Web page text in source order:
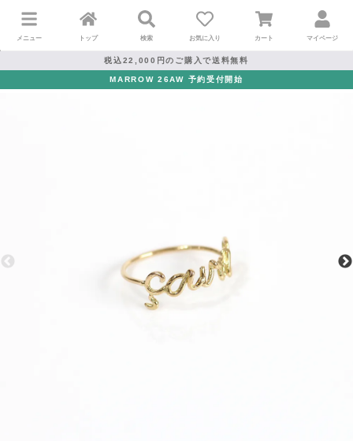
メニュー トップ 検索 お気に入り カート マイページ
税込22,000円のご購入で送料無料
MARROW 26AW 予約受付開始